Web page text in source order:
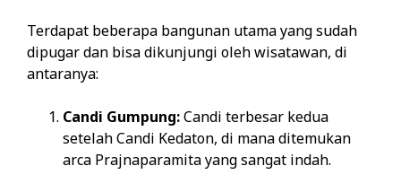
Terdapat beberapa bangunan utama yang sudah
dipugar dan bisa dikunjungi oleh wisatawan, di
antaranya:
Candi Gumpung:Candi terbesar kedua
setelah Candi Kedaton, di mana ditemukan
arca Prajnaparamita yang sangat indah.